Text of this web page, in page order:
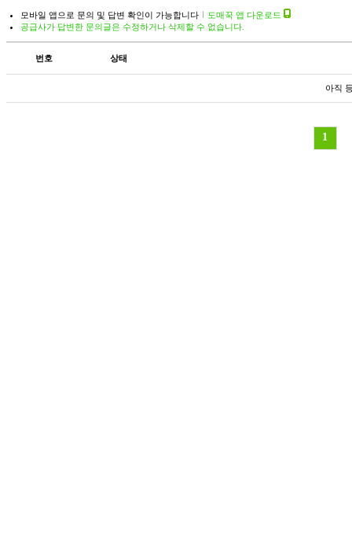
모바일 앱으로 문의 및 답변 확인이 가능합니다
도매꾹 앱 다운로드
공급사가 답변한 문의글은 수정하거나 삭제할 수 없습니다.
번호 상태
아직
1